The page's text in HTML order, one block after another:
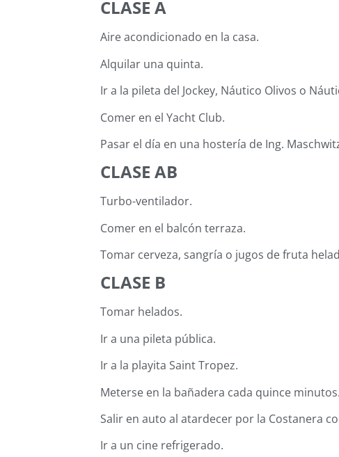
CLASE A
Aire acondicionado en la casa.
Alquilar una quinta.
Ir a la pileta del Jockey, Náutico Olivos o
Comer en el Yacht Club.
Pasar el día en una hostería de Ing.
CLASE AB
Turbo-ventilador.
Comer en el balcón terraza.
Tomar cerveza, sangría o jugos de fruta
CLASE B
Tomar helados.
Ir a una pileta pública.
Ir a la playita Saint Tropez.
Meterse en la bañadera cada quince minutos.
Salir en auto al atardecer por la Costanera
Ir a un cine refrigerado.